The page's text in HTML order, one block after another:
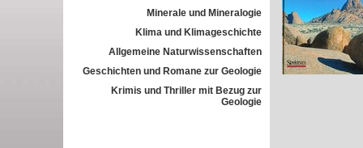
Minerale und Mineralogie
Klima und Klimageschichte
Allgemeine Naturwissenschaften
Geschichten und Romane zur Geologie
Krimis und Thriller mit Bezug zur
Geologie